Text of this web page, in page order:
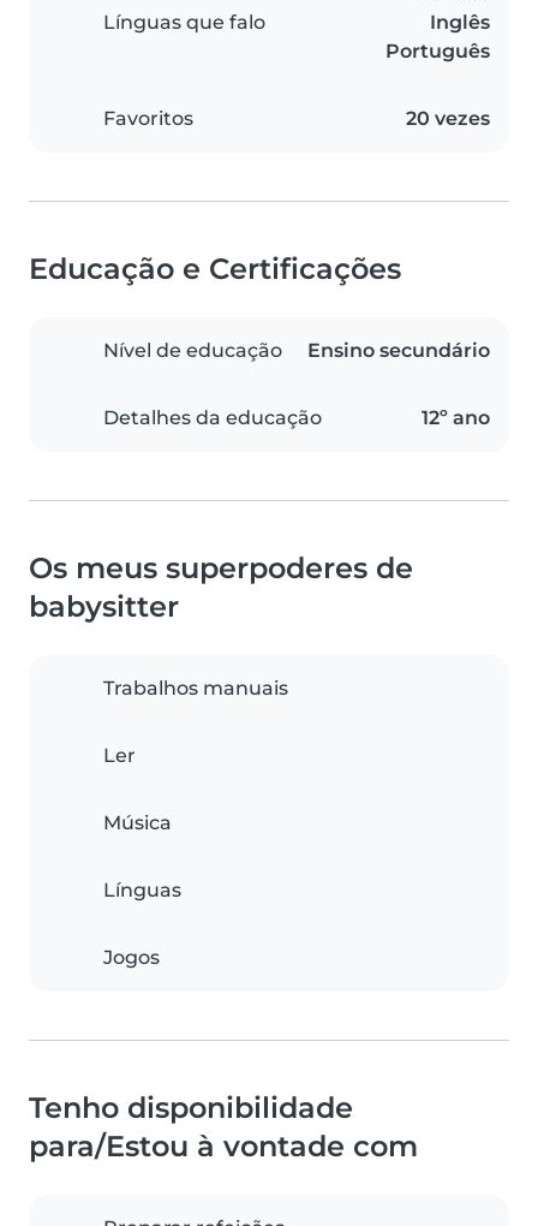
Línguas que falo
Inglês
Português
Favoritos 20 vezes
Educação e Certificações
Nível de educação Ensino secundário
Detalhes da educação 12º ano
Os meus superpoderes de
babysitter
Trabalhos manuais
Ler
Música
Línguas
Jogos
Tenho disponibilidade
para/Estou à vontade com